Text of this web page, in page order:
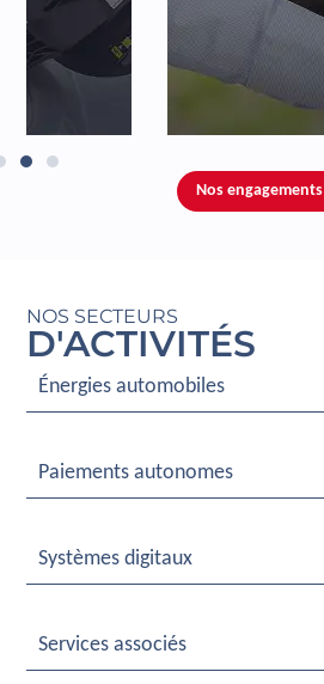
Nos engagements
NOS SECTEURS
D'ACTIVITÉS
Énergies automobiles
Paiements autonomes
Systèmes digitaux
Services associés